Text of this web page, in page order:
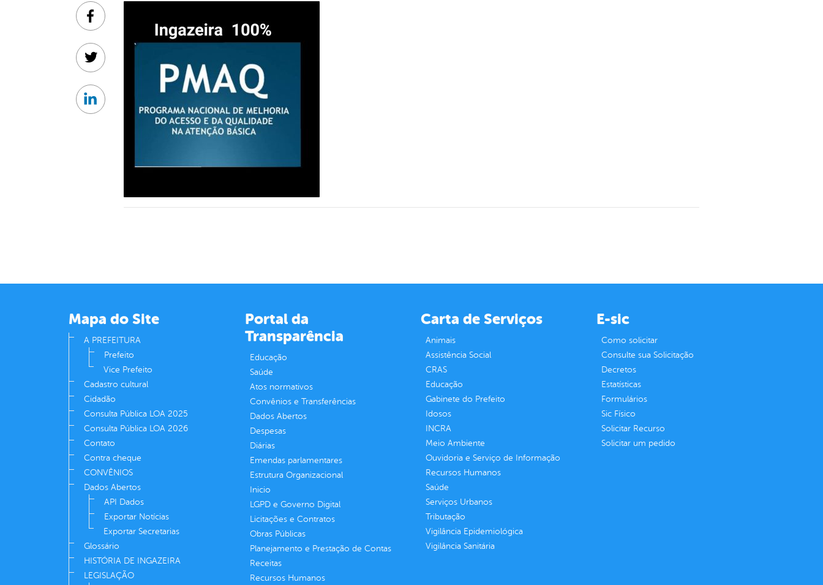
Facebook
Twitter
Linkedin
Mapa do Site
A PREFEITURA
Prefeito
Vice Prefeito
Cadastro cultural
Cidadão
Consulta Pública LOA 2025
Consulta Pública LOA 2026
Contato
Contra cheque
CONVÊNIOS
Dados Abertos
API Dados
Exportar Notícias
Exportar Secretarias
Glossário
HISTÓRIA DE INGAZEIRA
LEGISLAÇÃO
Portal da
Transparência
Educação
Saúde
Atos normativos
Convênios e Transferências
Dados Abertos
Despesas
Diárias
Emendas parlamentares
Estrutura Organizacional
Inicio
LGPD e Governo Digital
Licitações e Contratos
Obras Públicas
Planejamento e Prestação de Contas
Receitas
Recursos Humanos
Carta de Serviços
Animais
Assistência Social
CRAS
Educação
Gabinete do Prefeito
Idosos
INCRA
Meio Ambiente
Ouvidoria e Serviço de Informação
Recursos Humanos
Saúde
Serviços Urbanos
Tributação
Vigilância Epidemiológica
Vigilância Sanitária
E-sic
Como solicitar
Consulte sua Solicitação
Decretos
Estatísticas
Formulários
Sic Físico
Solicitar Recurso
Solicitar um pedido